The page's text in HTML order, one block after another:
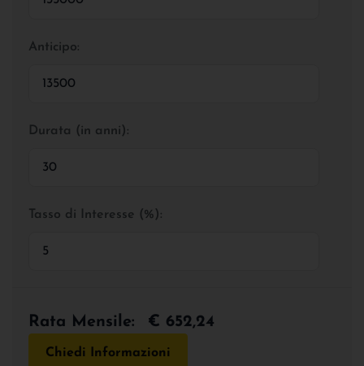
Anticipo:
Durata (in anni):
Tasso di Interesse (%):
Rata Mensile: € 652,24
Chiedi Informazioni